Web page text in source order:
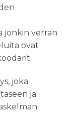
jonkin verran
ovat
joka
ja